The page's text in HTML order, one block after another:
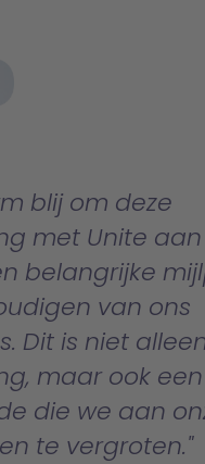
blij om deze
met Unite
belangrijke
van ons
Dit is niet
maar ook
die we aan
te vergroten.